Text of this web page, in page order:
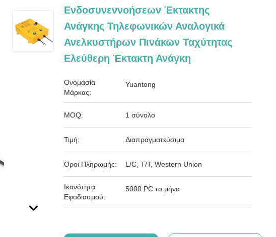
Ενδοσυνεννοήσεων Έκτακτης
Ανάγκης Τηλεφωνικών Αναλογικά
Ανελκυστήρων Πινάκων Ταχύτητας
Ελεύθερη Έκτακτη Ανάγκη
Ονομασία
Μάρκας:
Yuantong
MOQ: 1 σύνολο
Τιμή: Διαπραγματεύσιμα
Όροι Πληρωμής: L/C, T/T, Western Union
Ικανότητα
Εφοδιασμού:
5000 PC το μήνα